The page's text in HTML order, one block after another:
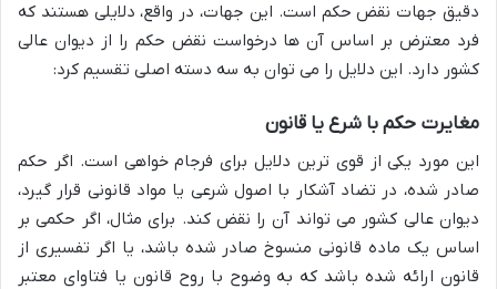
دقیق جهات نقض حکم است. این جهات، در واقع، دلایلی هستند که
فرد معترض بر اساس آن ها درخواست نقض حکم را از دیوان عالی
کشور دارد. این دلایل را می توان به سه دسته اصلی تقسیم کرد:
مغایرت حکم با شرع یا قانون
این مورد یکی از قوی ترین دلایل برای فرجام خواهی است. اگر حکم
صادر شده، در تضاد آشکار با اصول شرعی یا مواد قانونی قرار گیرد،
دیوان عالی کشور می تواند آن را نقض کند. برای مثال، اگر حکمی بر
اساس یک ماده قانونی منسوخ صادر شده باشد، یا اگر تفسیری از
قانون ارائه شده باشد که به وضوح با روح قانون یا فتاوای معتبر